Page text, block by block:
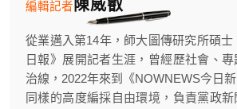
編輯記者
從業邁入第14年，師大圖傳研究所碩士
日報》展開記者生涯，曾經歷社會、
治線，2022年來到《NOWNEWS今日
同樣的高度編採自由環境，負責黨政新